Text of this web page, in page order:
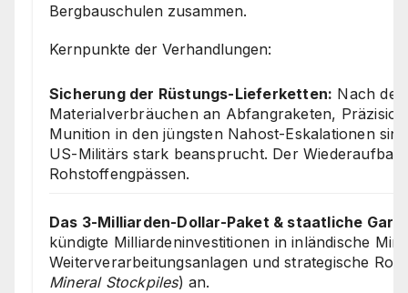
Bergbauschulen zusammen.
Kernpunkte der Verhandlungen:
Sicherung der Rüstungs-Lieferketten: Nach
Materialverbräuchen an Abfangraketen,
Munition in den jüngsten Nahost-Eskalationen
US-Militärs stark beansprucht. Der
Rohstoffengpässen.
Das 3-Milliarden-Dollar-Paket & staatliche
kündigte Milliardeninvestitionen in inländische
Weiterverarbeitungsanlagen und strategische
Mineral Stockpiles) an.